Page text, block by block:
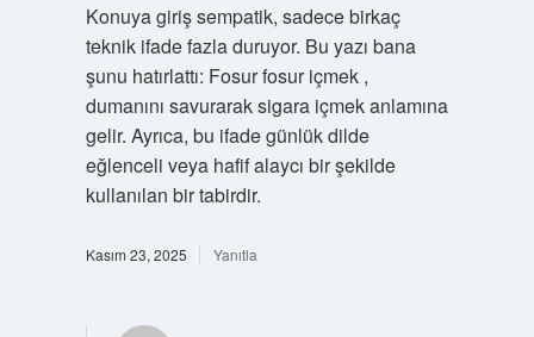
Konuya giriş sempatik, sadece birkaç
teknik ifade fazla duruyor. Bu yazı bana
şunu hatırlattı: Fosur fosur içmek ,
dumanını savurarak sigara içmek anlamına
gelir. Ayrıca, bu ifade günlük dilde
eğlenceli veya hafif alaycı bir şekilde
kullanılan bir tabirdir.
Kasım 23, 2025 Yanıtla